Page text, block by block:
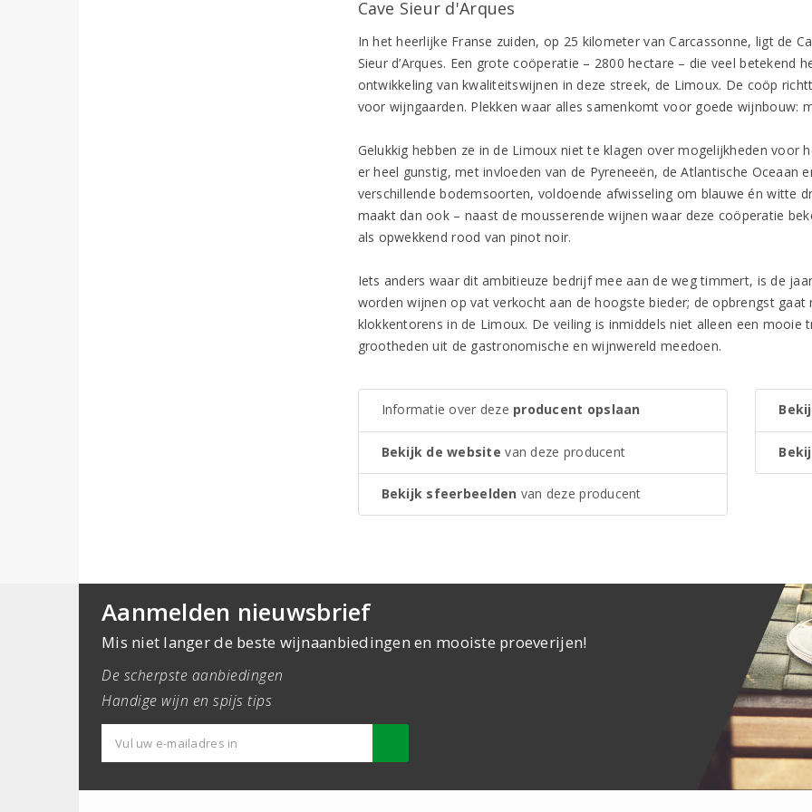
Cave Sieur d'Arques
In het heerlijke Franse zuiden, op 25 kilometer van Carcassonne, ligt de
Sieur d’Arques. Een grote coöperatie – 2800 hectare – die veel betekend
ontwikkeling van kwaliteitswijnen in deze streek, de Limoux. De coöp
voor wijngaarden. Plekken waar alles samenkomt voor goede wijnbouw:
Gelukkig hebben ze in de Limoux niet te klagen over mogelijkheden voor
er heel gunstig, met invloeden van de Pyreneeën, de Atlantische Oceaan
verschillende bodemsoorten, voldoende afwisseling om blauwe én witte
maakt dan ook – naast de mousserende wijnen waar deze coöperatie
als opwekkend rood van pinot noir.
Iets anders waar dit ambitieuze bedrijf mee aan de weg timmert, is de
worden wijnen op vat verkocht aan de hoogste bieder; de opbrengst
klokkentorens in de Limoux. De veiling is inmiddels niet alleen een
grootheden uit de gastronomische en wijnwereld meedoen.
Informatie over deze producent opslaan
Bekijk de website van deze producent
Bekijk sfeerbeelden van deze producent
Aanmelden nieuwsbrief
Mis niet langer de beste wijnaanbiedingen en mooiste proeverijen!
De scherpste aanbiedingen
Handige wijn en spijs tips